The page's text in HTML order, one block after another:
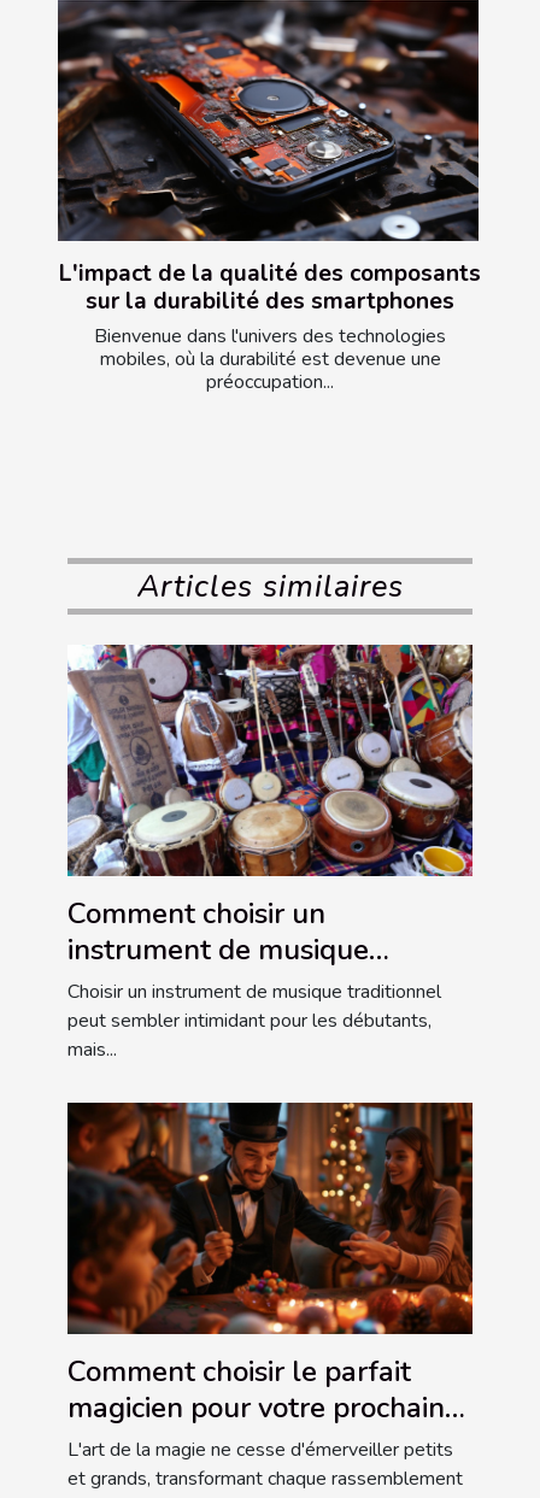
L'impact de la qualité des composants
sur la durabilité des smartphones
Bienvenue dans l'univers des technologies
mobiles, où la durabilité est devenue une
préoccupation...
Articles similaires
Comment choisir un
instrument de musique
traditionnel pour débutants ?
Choisir un instrument de musique traditionnel
peut sembler intimidant pour les débutants,
mais...
Comment choisir le parfait
magicien pour votre prochain
événement familial
L'art de la magie ne cesse d'émerveiller petits
et grands, transformant chaque rassemblement